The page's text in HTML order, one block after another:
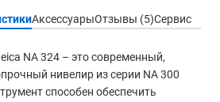
АксессуарыОтзывы (5)Сервис
NA 324 – это современный,
нивелир из серии NA 300
способен обеспечить